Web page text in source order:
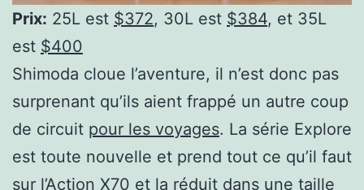
Prix: 25L est $372, 30L est $384, et 35L
est $400
Shimoda cloue l’aventure, il n’est donc pas
surprenant qu’ils aient frappé un autre coup
de circuit pour les voyages. La série Explore
est toute nouvelle et prend tout ce qu’il faut
sur l’Action X70 et la réduit dans une taille